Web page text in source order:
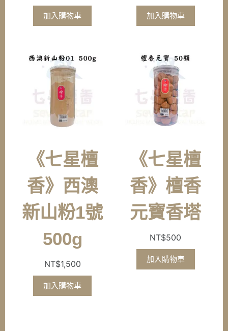
加入購物車 加入購物車
《七星檀
香》西澳
新山粉1號
500g
NT$1,500
加入購物車
《七星檀
香》檀香
元寶香塔
NT$500
加入購物車